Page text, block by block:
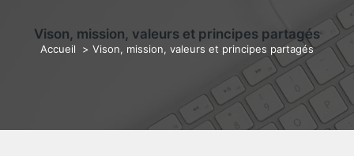
Vison, mission, valeurs et principes partagés
Accueil > Vison, mission, valeurs et principes partagés